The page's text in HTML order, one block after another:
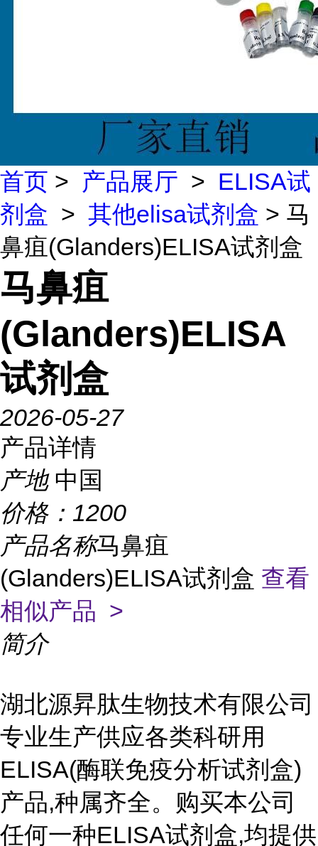
首页 > 产品展厅 > ELISA试
剂盒 > 其他elisa试剂盒 > 马
鼻疽(Glanders)ELISA试剂盒
马鼻疽
(Glanders)ELISA
试剂盒
2026-05-27
产品详情
产地 中国
价格： 1200
产品名称马鼻疽
(Glanders)ELISA试剂盒 查看
相似产品 >
简介
湖北源昇肽生物技术有限公司
专业生产供应各类科研用
ELISA(酶联免疫分析试剂盒)
产品,种属齐全。购买本公司
任何一种ELISA试剂盒,均提供